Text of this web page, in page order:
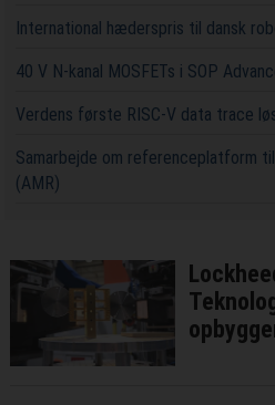
International hæderspris til dansk
40 V N-kanal MOSFETs i SOP
Verdens første RISC-V data trace
Samarbejde om referenceplatform
(AMR)